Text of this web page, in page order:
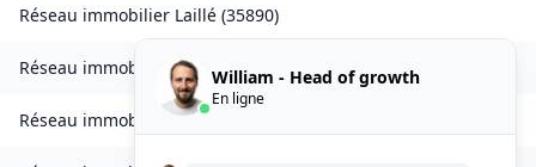
Réseau immobilier Laillé (35890)
Réseau immobilierLandavran 35450
Réseau immobilier Livré-sur-Changeon
William - Head of growth
En ligne